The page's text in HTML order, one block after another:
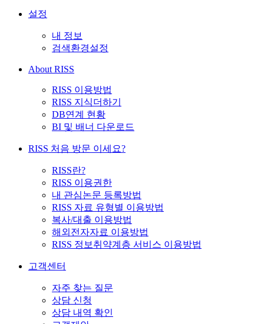
설정
내 정보
검색환경설정
About RISS
RISS 이용방법
RISS 지식더하기
DB연계 현황
BI 및 배너 다운로드
RISS 처음 방문 이세요?
RISS란?
RISS 이용권한
내 관심논문 등록방법
RISS 자료 유형별 이용방법
복사/대출 이용방법
해외전자자료 이용방법
RISS 정보취약계층 서비스 이용방법
고객센터
자주 찾는 질문
상담 신청
상담 내역 확인